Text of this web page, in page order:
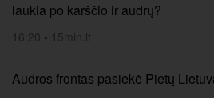
laukia po karščio ir audrų?
16:20 • 15min.lt
Audros frontas pasiekė Pietų